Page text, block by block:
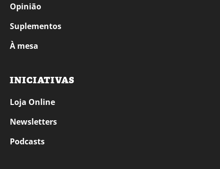
Opinião
Suplementos
À mesa
INICIATIVAS
Loja Online
Newsletters
Podcasts